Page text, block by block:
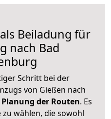
Beiladung für
nach Bad
Schritt bei der
von Gießen nach
Planung der Routen. Es
wählen, die sowohl